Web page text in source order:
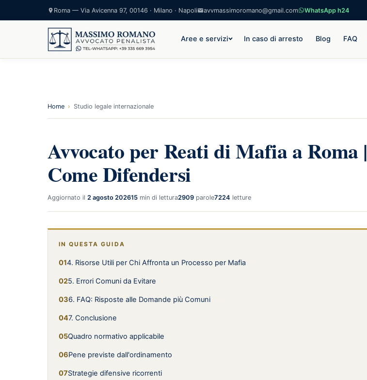
Roma — Via Avicenna 97, 00146 · Milano · Napoli avvmassimoromano@gmail.com WhatsApp h24
Aree e servizi In caso di arresto Blog FAQ
Home › Studio legale internazionale
Avvocato per Reati di Mafia a Roma |
Come Difendersi
Aggiornato il 2 agosto 202615 min di lettura2909 parole7224 letture
IN QUESTA GUIDA
4. Risorse Utili per Chi Affronta un Processo per Mafia
5. Errori Comuni da Evitare
6. FAQ: Risposte alle Domande più Comuni
7. Conclusione
Quadro normativo applicabile
Pene previste dall'ordinamento
Strategie difensive ricorrenti